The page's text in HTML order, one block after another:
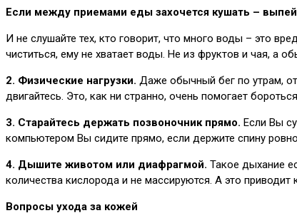
Если между приемами еды захочется кушать –
И не слушайте тех, кто говорит, что много воды – это
чиститься, ему не хватает воды. Не из фруктов и чая, а
2. Физические нагрузки. Даже обычный бег по утрам,
двигайтесь. Это, как ни странно, очень помогает
3. Старайтесь держать позвоночник прямо. Если Вы
компьютером Вы сидите прямо, если держите спину
4. Дышите животом или диафрагмой. Такое дыхание
количества кислорода и не массируются. А это
Вопросы ухода за кожей